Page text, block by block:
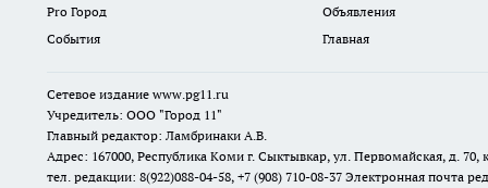
Pro Город
Объявления
События
Главная
Сетевое издание www.pg11.ru
Учредитель: ООО "Город 11"
Главный редактор: Ламбринаки А.В.
Адрес: 167000, Республика Коми г. Сыктывкар, ул. Первомайская, д. 70,
тел. редакции: 8(922)088-04-58, +7 (908) 710-08-37 Электронная почта